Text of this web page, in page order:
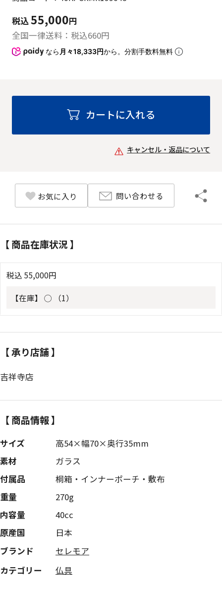
税込55,000円
全国一律送料：税込660円
なら 月々18,333円から。分割手数料無料
カートに入れる
キャンセル・返品について
お気に入り 問い合わせる
【 商品在庫状況 】
税込 55,000円
【在庫】 ◯ （1）
【 承り店舗 】
吉祥寺店
【 商品情報 】
サイズ
高54×幅70×奥行35mm
素材
ガラス
付属品
桐箱・インナーポーチ・敷布
重量
270g
内容量
40cc
原産国
日本
ブランド
セレモア
カテゴリー
仏具